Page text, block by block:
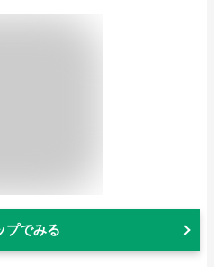
プでみる